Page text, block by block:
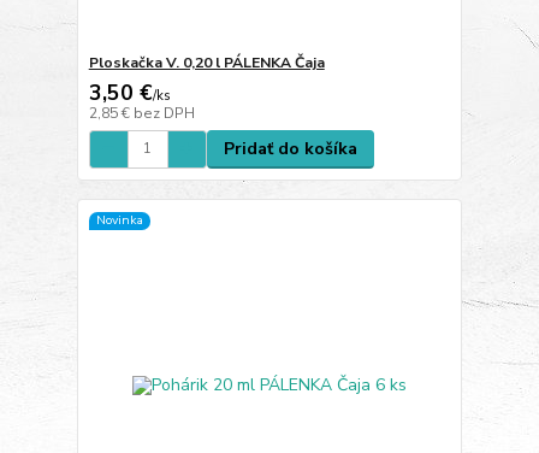
Ploskačka V. 0,20 l PÁLENKA Čaja
3,50 €/ks
2,85 € bez DPH
Pridať do košíka
Novinka